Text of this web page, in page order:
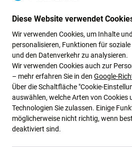
Akku für Huawei Mate
LYA-L29
Wenn der Akku von Huawei Mate
aufgebläht ist oder an Kapazität
ersetzt werden.
Wann muss die Batterie
die Batterie ist aufgeblasen
Diese Website verwendet
Wir verwenden Cookies, um Inhalte
personalisieren, Funktionen für
und den Datenverkehr zu analysieren.
Wir verwenden Cookies auch zur
– mehr erfahren Sie in den Google-
Über die Schaltfläche "Cookie-
auswählen, welche Arten von Cookies
Technologien Sie zulassen. Einige
möglicherweise nicht richtig, wenn
deaktiviert sind.